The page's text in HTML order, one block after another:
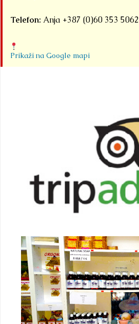
Telefon: Anja +387 (0)60 353 5062
Prikaži na Google mapi